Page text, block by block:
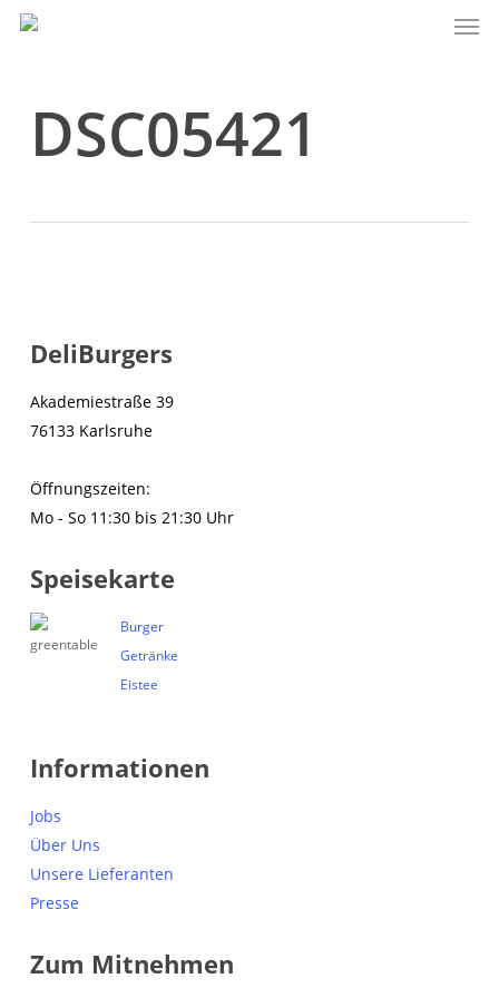
Skip
DSC05421
DeliBurgers
Akademiestraße 39
76133 Karlsruhe
Öffnungszeiten:
Mo - So 11:30 bis 21:30 Uhr
Speisekarte
Burger
Getränke
Eistee
Informationen
Jobs
Über Uns
Unsere Lieferanten
Presse
Zum Mitnehmen